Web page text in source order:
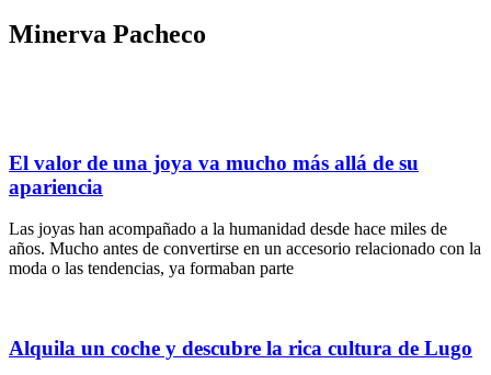
Minerva Pacheco
El valor de una joya va mucho más allá de su
apariencia
Las joyas han acompañado a la humanidad desde hace miles de
años. Mucho antes de convertirse en un accesorio relacionado con la
moda o las tendencias, ya formaban parte
Alquila un coche y descubre la rica cultura de Lugo